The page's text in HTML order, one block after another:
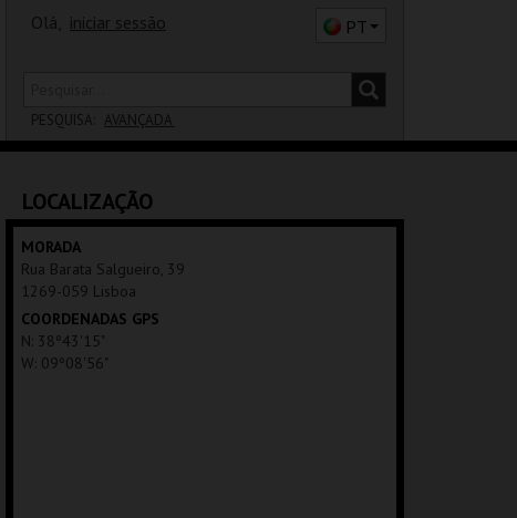
Olá, iniciar sessão PT
PESQUISA: AVANÇADA
SALA
LOCALIZAÇÃO
MORADA
Rua Barata Salgueiro, 39
1269-059 Lisboa
COORDENADAS GPS
N: 38º43'15"
W: 09º08'56"